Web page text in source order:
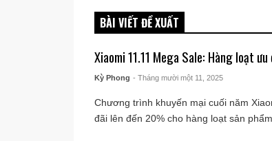
BÀI VIẾT ĐỀ XUẤT
Xiaomi 11.11 Mega Sale: Hàng loạt
Kỳ Phong - Tháng mười một 11, 2025
Chương trình khuyến mại cuối năm
đãi lên đến 20% cho hàng loạt sản